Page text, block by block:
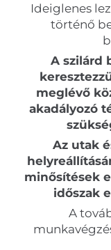
Ideiglenes
történő
A szilárd
meglévő
akadályozó
Az utak
minősítések
időszak
A